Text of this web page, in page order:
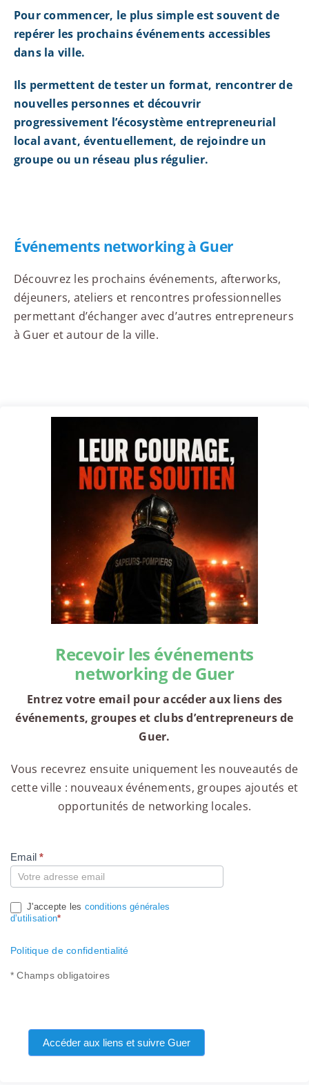
Pour commencer, le plus simple est souvent de
repérer les prochains événements accessibles
dans la ville.
Ils permettent de tester un format, rencontrer de
nouvelles personnes et découvrir
progressivement l’écosystème entrepreneurial
local avant, éventuellement, de rejoindre un
groupe ou un réseau plus régulier.
Événements networking à Guer
Découvrez les prochains événements, afterworks,
déjeuners, ateliers et rencontres professionnelles
permettant d’échanger avec d’autres entrepreneurs
à Guer et autour de la ville.
Recevoir les événements
networking de Guer
Entrez votre email pour accéder aux liens des
événements, groupes et clubs d’entrepreneurs de
Guer.
Vous recevrez ensuite uniquement les nouveautés de
cette ville : nouveaux événements, groupes ajoutés et
opportunités de networking locales.
Compte
Email*
J'accepte les conditions générales
d’utilisation*
Politique de confidentialité
* Champs obligatoires
Accéder aux liens et suivre Guer